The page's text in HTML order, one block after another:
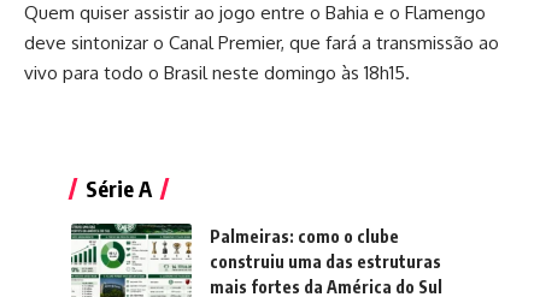
Quem quiser assistir ao jogo entre o Bahia e o Flamengo
deve sintonizar o Canal Premier, que fará a transmissão ao
vivo para todo o Brasil neste domingo às 18h15.
Série A
Palmeiras: como o clube
construiu uma das estruturas
mais fortes da América do Sul